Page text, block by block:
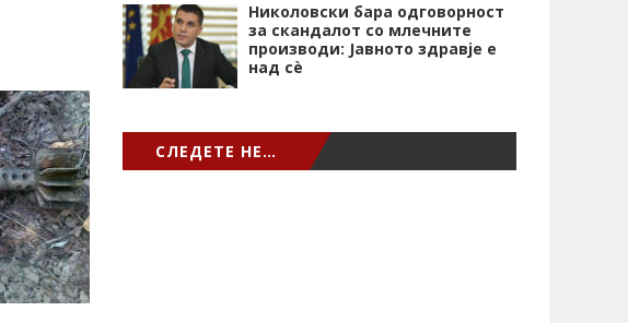
Николовски бара одговорност
за скандалот со млечните
производи: Јавното здравје е
над сѐ
СЛЕДЕТЕ НЕ…